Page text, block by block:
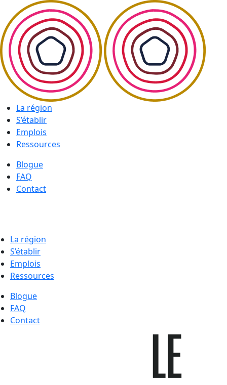
La région
S’établir
Emplois
Ressources
Blogue
FAQ
Contact
La région
S’établir
Emplois
Ressources
Blogue
FAQ
Contact